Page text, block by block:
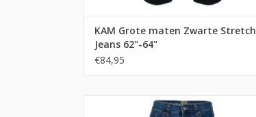
KAM Grote maten Zwarte Stretch
Jeans 62"-64"
€84,95